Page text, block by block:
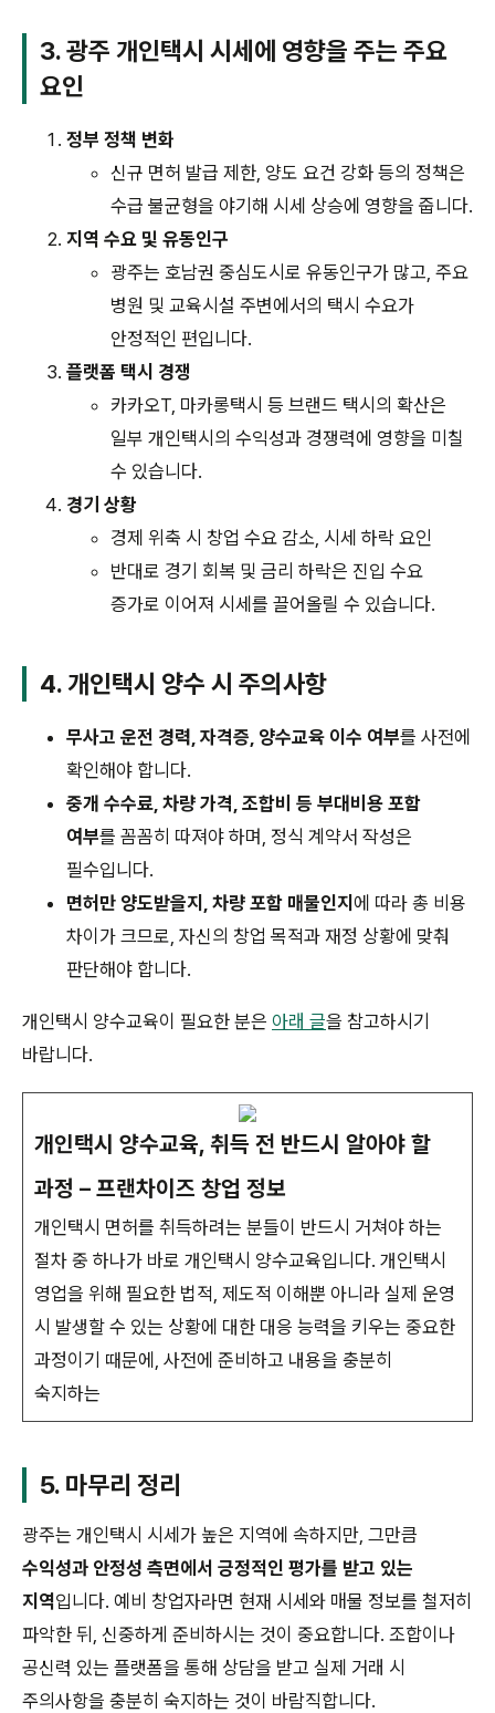
3. 광주 개인택시 시세에 영향을 주는 주요
요인
정부 정책 변화
신규 면허 발급 제한, 양도 요건 강화 등의 정책은
수급 불균형을 야기해 시세 상승에 영향을 줍니다.
지역 수요 및 유동인구
광주는 호남권 중심도시로 유동인구가 많고, 주요
병원 및 교육시설 주변에서의 택시 수요가
안정적인 편입니다.
플랫폼 택시 경쟁
카카오T, 마카롱택시 등 브랜드 택시의 확산은
일부 개인택시의 수익성과 경쟁력에 영향을 미칠
수 있습니다.
경기 상황
경제 위축 시 창업 수요 감소, 시세 하락 요인
반대로 경기 회복 및 금리 하락은 진입 수요
증가로 이어져 시세를 끌어올릴 수 있습니다.
4. 개인택시 양수 시 주의사항
무사고 운전 경력, 자격증, 양수교육 이수 여부를 사전에
확인해야 합니다.
중개 수수료, 차량 가격, 조합비 등 부대비용 포함
여부를 꼼꼼히 따져야 하며, 정식 계약서 작성은
필수입니다.
면허만 양도받을지, 차량 포함 매물인지 에 따라 총 비용
차이가 크므로, 자신의 창업 목적과 재정 상황에 맞춰
판단해야 합니다.
개인택시 양수교육이 필요한 분은 아래 글을 참고하시기
바랍니다.
개인택시 양수교육, 취득 전 반드시 알아야 할
과정 – 프랜차이즈 창업 정보
개인택시 면허를 취득하려는 분들이 반드시 거쳐야 하는
절차 중 하나가 바로 개인택시 양수교육입니다. 개인택시
영업을 위해 필요한 법적, 제도적 이해뿐 아니라 실제 운영
시 발생할 수 있는 상황에 대한 대응 능력을 키우는 중요한
과정이기 때문에, 사전에 준비하고 내용을 충분히
숙지하는
5. 마무리 정리
광주는 개인택시 시세가 높은 지역에 속하지만, 그만큼
수익성과 안정성 측면에서 긍정적인 평가를 받고 있는
지역입니다. 예비 창업자라면 현재 시세와 매물 정보를 철저히
파악한 뒤, 신중하게 준비하시는 것이 중요합니다. 조합이나
공신력 있는 플랫폼을 통해 상담을 받고 실제 거래 시
주의사항을 충분히 숙지하는 것이 바람직합니다.